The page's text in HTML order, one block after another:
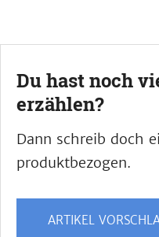
Du hast noch
erzählen?
Dann schreib doch
produktbezogen.
ARTIKEL